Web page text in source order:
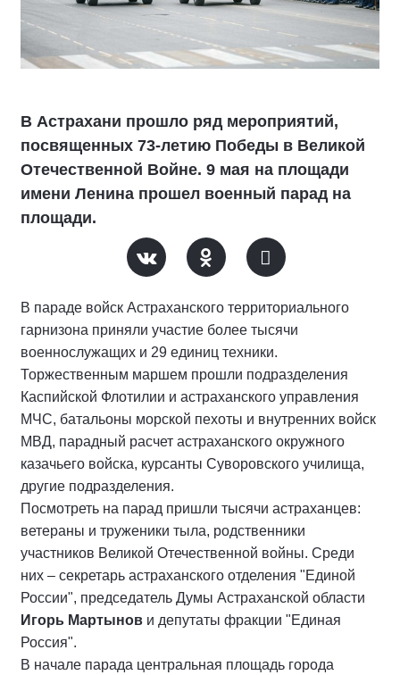
В Астрахани прошло ряд мероприятий,
посвященных 73-летию Победы в Великой
Отечественной Войне. 9 мая на площади
имени Ленина прошел военный парад на
площади.
В параде войск Астраханского территориального
гарнизона приняли участие более тысячи
военнослужащих и 29 единиц техники.
Торжественным маршем прошли подразделения
Каспийской Флотилии и астраханского управления
МЧС, батальоны морской пехоты и внутренних войск
МВД, парадный расчет астраханского окружного
казачьего войска, курсанты Суворовского училища,
другие подразделения.
Посмотреть на парад пришли тысячи астраханцев:
ветераны и труженики тыла, родственники
участников Великой Отечественной войны. Среди
них – секретарь астраханского отделения "Единой
России", председатель Думы Астраханской области
Игорь Мартынов и депутаты фракции "Единая
Россия".
В начале парада центральная площадь города